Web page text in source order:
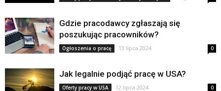
Gdzie pracodawcy zgłaszają się
poszukując pracowników?
Ogłoszenia o pracę 13 lipca 2024 0
Jak legalnie podjąć pracę w USA?
Oferty pracy w USA 12 lipca 2024 0